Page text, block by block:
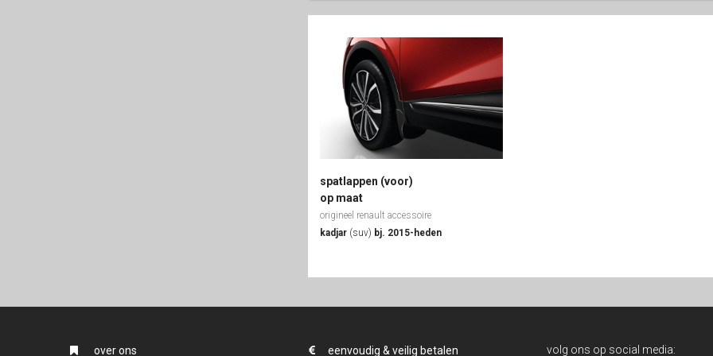
spatlappen (voor)
op maat
origineel renault accessoire
kadjar (suv) bj. 2015-heden
over ons eenvoudig & veilig betalen volg ons op social media: